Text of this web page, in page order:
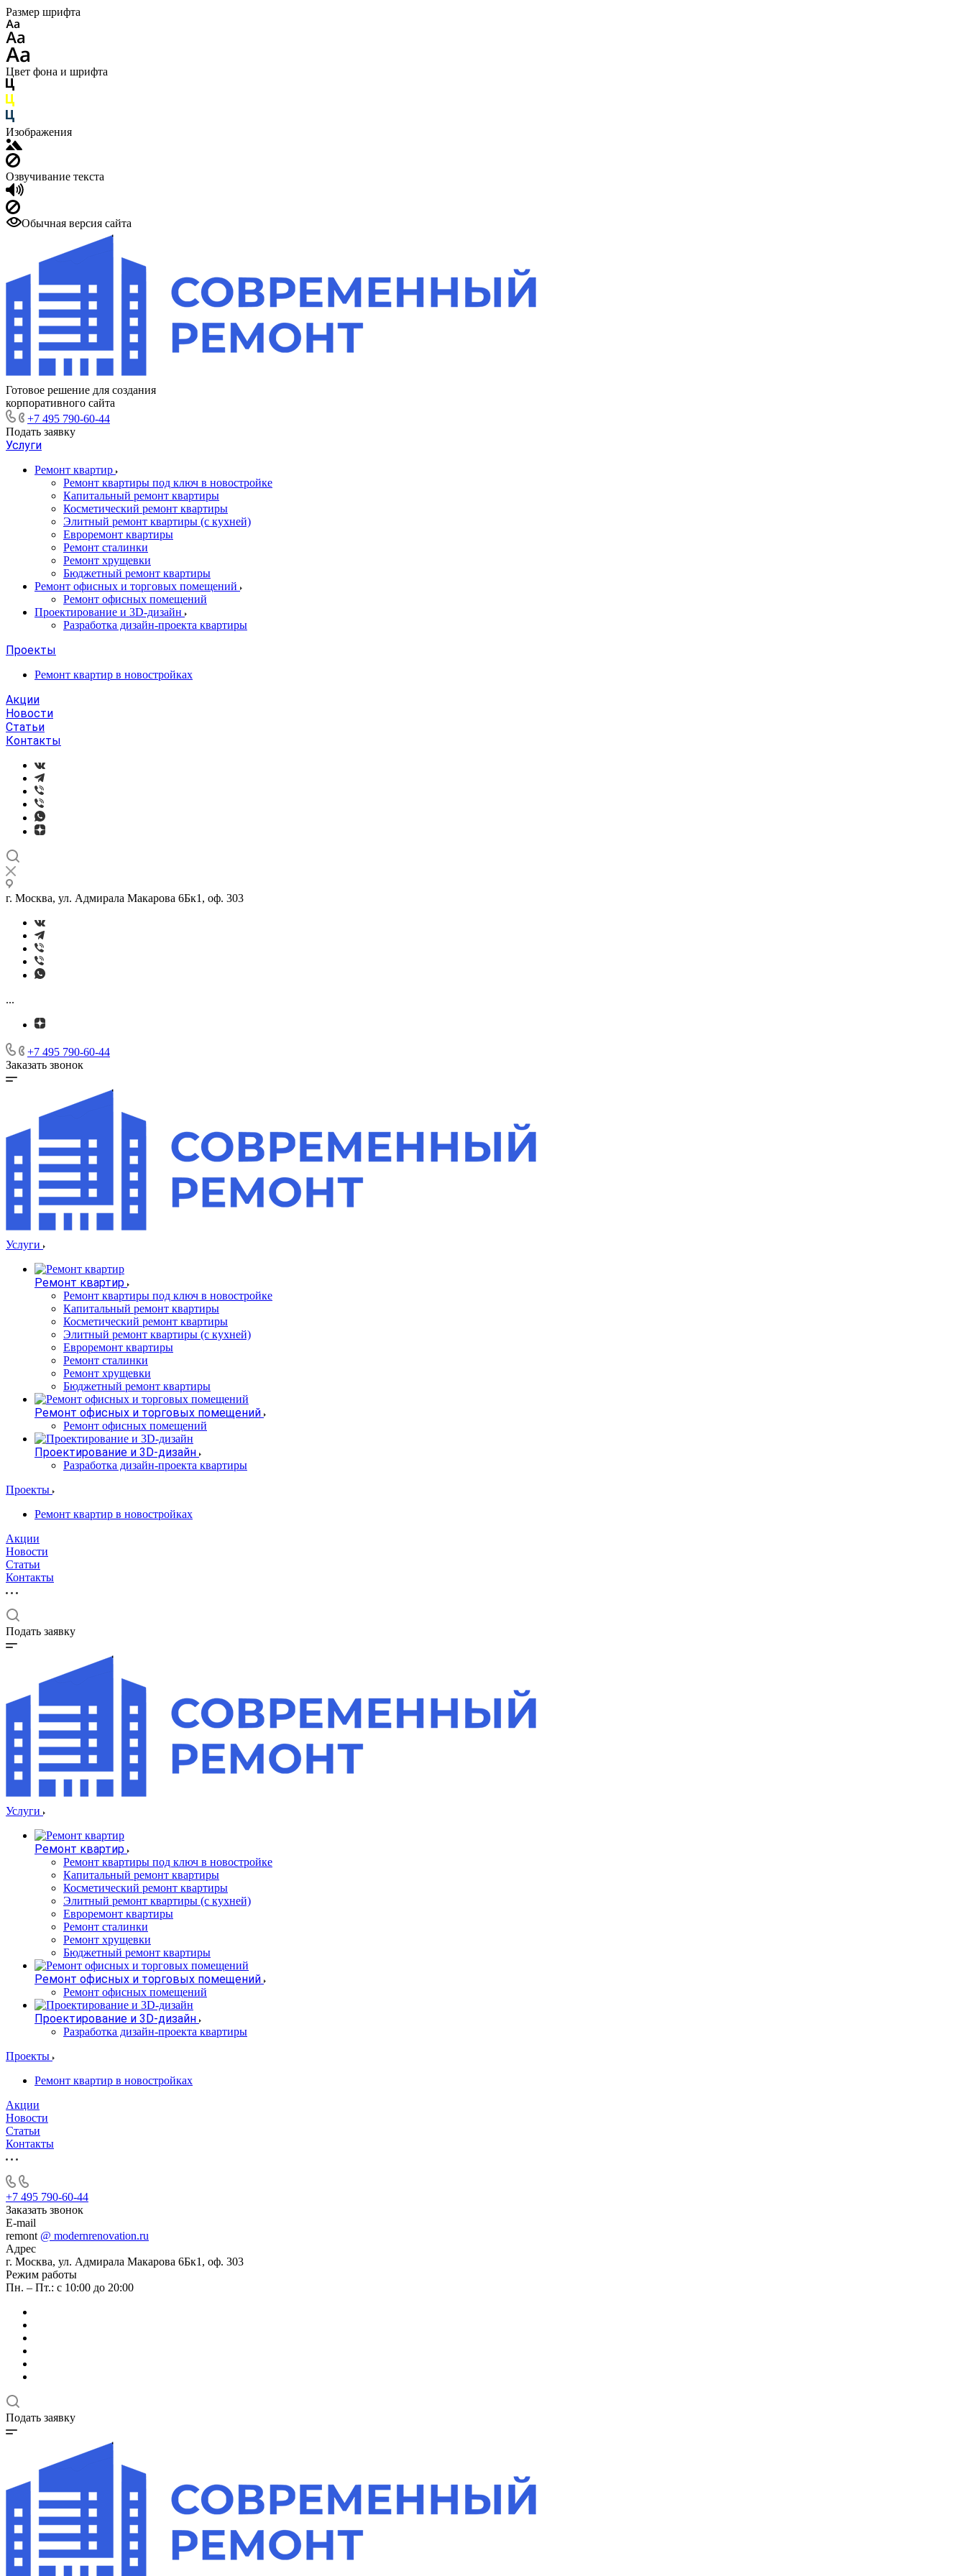
Размер шрифта
Цвет фона и шрифта
Изображения
Озвучивание текста
Обычная версия сайта
Готовое решение для создания
корпоративного сайта
+7 495 790-60-44
Подать заявку
Услуги
Ремонт квартир
Ремонт квартиры под ключ в новостройке
Капитальный ремонт квартиры
Косметический ремонт квартиры
Элитный ремонт квартиры (с кухней)
Евроремонт квартиры
Ремонт сталинки
Ремонт хрущевки
Бюджетный ремонт квартиры
Ремонт офисных и торговых помещений
Ремонт офисных помещений
Проектирование и 3D-дизайн
Разработка дизайн-проекта квартиры
Проекты
Ремонт квартир в новостройках
Акции
Новости
Статьи
Контакты
г. Москва, ул. Адмирала Макарова 6Бк1, оф. 303
...
+7 495 790-60-44
Заказать звонок
Услуги
Ремонт квартир
Ремонт квартиры под ключ в новостройке
Капитальный ремонт квартиры
Косметический ремонт квартиры
Элитный ремонт квартиры (с кухней)
Евроремонт квартиры
Ремонт сталинки
Ремонт хрущевки
Бюджетный ремонт квартиры
Ремонт офисных и торговых помещений
Ремонт офисных помещений
Проектирование и 3D-дизайн
Разработка дизайн-проекта квартиры
Проекты
Ремонт квартир в новостройках
Акции
Новости
Статьи
Контакты
Подать заявку
Услуги
Ремонт квартир
Ремонт квартиры под ключ в новостройке
Капитальный ремонт квартиры
Косметический ремонт квартиры
Элитный ремонт квартиры (с кухней)
Евроремонт квартиры
Ремонт сталинки
Ремонт хрущевки
Бюджетный ремонт квартиры
Ремонт офисных и торговых помещений
Ремонт офисных помещений
Проектирование и 3D-дизайн
Разработка дизайн-проекта квартиры
Проекты
Ремонт квартир в новостройках
Акции
Новости
Статьи
Контакты
+7 495 790-60-44
Заказать звонок
E-mail
remont @ modernrenovation.ru
Адрес
г. Москва, ул. Адмирала Макарова 6Бк1, оф. 303
Режим работы
Пн. – Пт.: с 10:00 до 20:00
Подать заявку